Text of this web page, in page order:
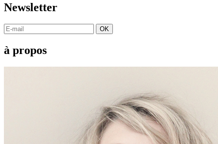
Newsletter
OK
à propos